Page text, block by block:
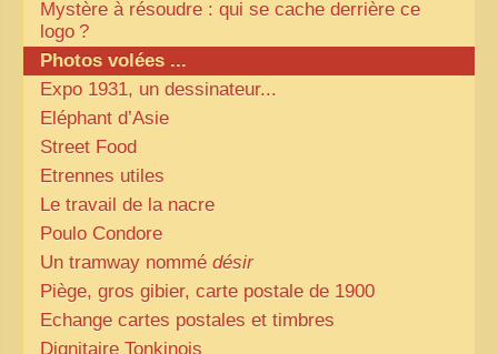
Mystère à résoudre : qui se cache derrière ce
logo ?
Photos volées ...
Expo 1931, un dessinateur...
Eléphant d’Asie
Street Food
Etrennes utiles
Le travail de la nacre
Poulo Condore
Un tramway nommé désir
Piège, gros gibier, carte postale de 1900
Echange cartes postales et timbres
Dignitaire Tonkinois